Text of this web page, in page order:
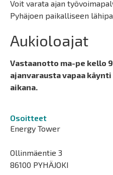
Voit varata ajan
Pyhäjoen paikalliseen
Aukioloajat
Vastaanotto ma-pe kello
ajanvarausta vapaa
aikana.
Osoitteet
Energy Tower
Ollinmäentie 3
86100 PYHÄJOKI